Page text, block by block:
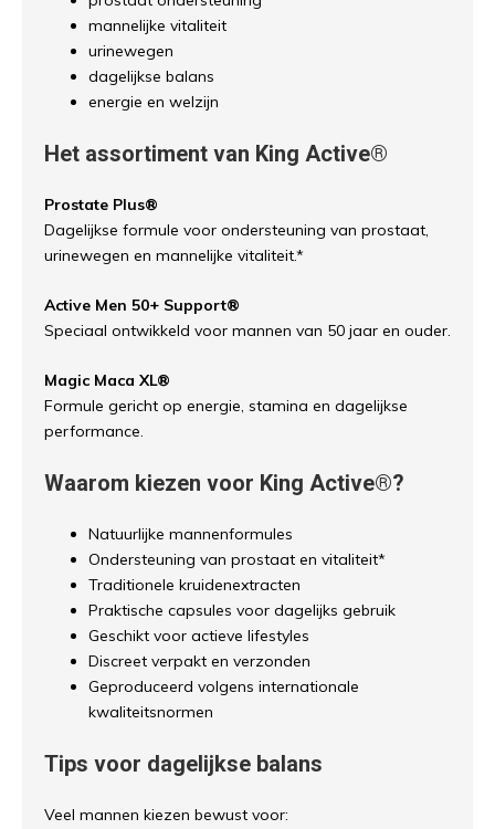
mannelijke vitaliteit
urinewegen
dagelijkse balans
energie en welzijn
Het assortiment van King Active®
Prostate Plus®
Dagelijkse formule voor ondersteuning van prostaat,
urinewegen en mannelijke vitaliteit.*
Active Men 50+ Support®
Speciaal ontwikkeld voor mannen van 50 jaar en ouder.
Magic Maca XL®
Formule gericht op energie, stamina en dagelijkse
performance.
Waarom kiezen voor King Active®?
Natuurlijke mannenformules
Ondersteuning van prostaat en vitaliteit*
Traditionele kruidenextracten
Praktische capsules voor dagelijks gebruik
Geschikt voor actieve lifestyles
Discreet verpakt en verzonden
Geproduceerd volgens internationale
kwaliteitsnormen
Tips voor dagelijkse balans
Veel mannen kiezen bewust voor: